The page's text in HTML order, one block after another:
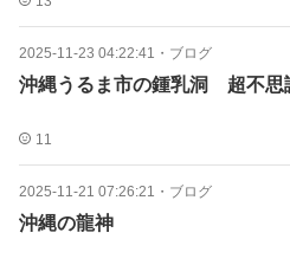
2025-11-23 04:22:41 ・ ブログ
沖縄うるま市の鍾乳洞 超不思
11
2025-11-21 07:26:21 ・ ブログ
沖縄の龍神